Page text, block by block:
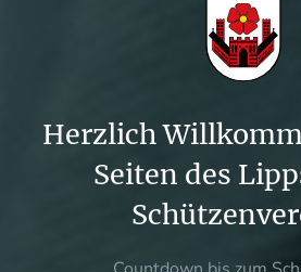
Herzlich
Seiten des